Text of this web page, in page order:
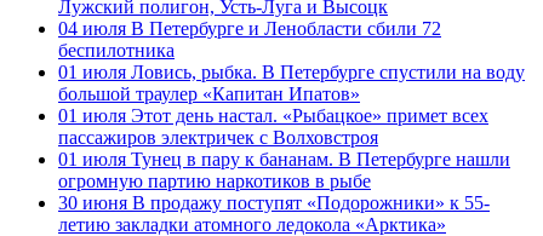
Лужский полигон, Усть-Луга и Высоцк
04 июля В Петербурге и Ленобласти сбили 72
беспилотника
01 июля Ловись, рыбка. В Петербурге спустили на воду
большой траулер «Капитан Ипатов»
01 июля Этот день настал. «Рыбацкое» примет всех
пассажиров электричек с Волховстроя
01 июля Тунец в пару к бананам. В Петербурге нашли
огромную партию наркотиков в рыбе
30 июня В продажу поступят «Подорожники» к 55-
летию закладки атомного ледокола «Арктика»